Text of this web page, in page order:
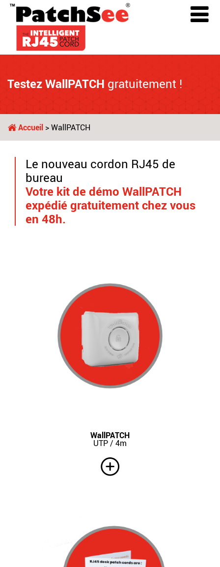
Testez WallPATCH gratuitement !
Accueil > WallPATCH
Le nouveau cordon RJ45 de
bureau
Votre kit de démo WallPATCH
expédié gratuitement chez vous
en 48h.
WallPATCH
UTP / 4m